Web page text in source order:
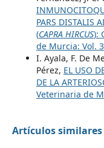
PARS DISTALIS
(CAPRA HIRCUS):
de Murcia: Vol.
I. Ayala, F. De
Pérez, EL USO
DE LA
Veterinaria de
Artículos similares